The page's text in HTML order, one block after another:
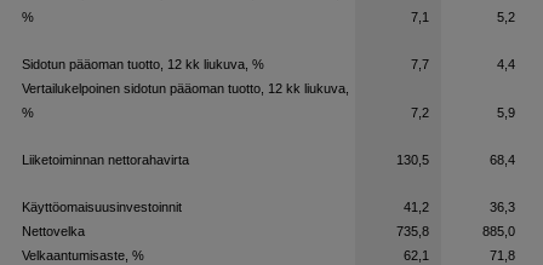
%
7,1 5,2
Sidotun pääoman tuotto, 12 kk liukuva, % 7,7
4,4
Vertailukelpoinen sidotun pääoman tuotto, 12 kk liukuva,
%
7,2 5,9
Liiketoiminnan nettorahavirta 130,5 68,4
Käyttöomaisuusinvestoinnit 41,2
36,3
Nettovelka
735,8
885,0
Velkaantumisaste, %
62,1 71,8